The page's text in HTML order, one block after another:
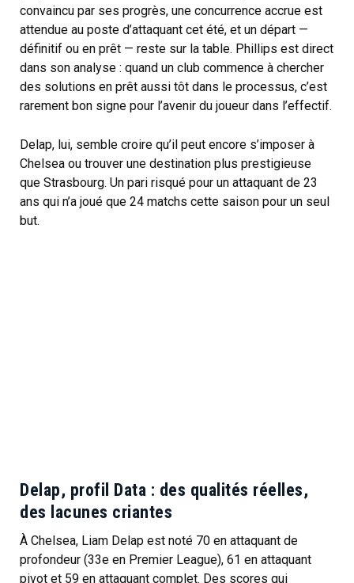
convaincu par ses progrès, une concurrence accrue est
attendue au poste d’attaquant cet été, et un départ —
définitif ou en prêt — reste sur la table. Phillips est direct
dans son analyse : quand un club commence à chercher
des solutions en prêt aussi tôt dans le processus, c’est
rarement bon signe pour l’avenir du joueur dans l’effectif.
Delap, lui, semble croire qu’il peut encore s’imposer à
Chelsea ou trouver une destination plus prestigieuse
que Strasbourg. Un pari risqué pour un attaquant de 23
ans qui n’a joué que 24 matchs cette saison pour un seul
but.
Delap, profil Data : des qualités réelles,
des lacunes criantes
À Chelsea, Liam Delap est noté 70 en attaquant de
profondeur (33e en Premier League), 61 en attaquant
pivot et 59 en attaquant complet. Des scores qui